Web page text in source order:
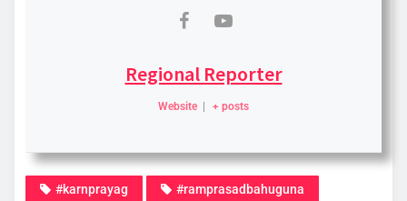
Regional Reporter
Website | + posts
#karnprayag #ramprasadbahuguna